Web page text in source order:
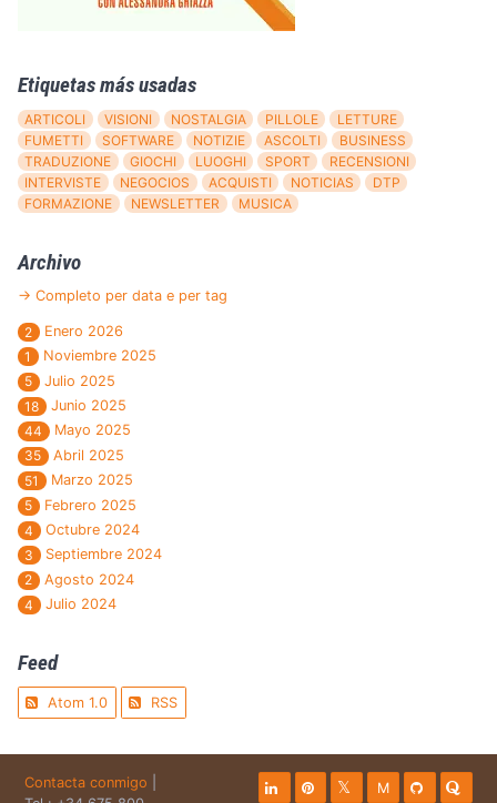
Etiquetas más usadas
ARTICOLI VISIONI NOSTALGIA PILLOLE
LETTURE
FUMETTI
SOFTWARE NOTIZIE ASCOLTI
BUSINESS
TRADUZIONE
GIOCHI LUOGHI SPORT
RECENSIONI
INTERVISTE
NEGOCIOS ACQUISTI NOTICIAS
DTP
FORMAZIONE
NEWSLETTER MUSICA
Archivo
→ Completo per data e per tag
2
Enero 2026
1
Noviembre 2025
5
Julio 2025
18
Junio 2025
44
Mayo 2025
35
Abril 2025
51
Marzo 2025
5
Febrero 2025
4
Octubre 2024
3
Septiembre 2024
2
Agosto 2024
4
Julio 2024
Feed
Atom 1.0 RSS
Contacta conmigo M